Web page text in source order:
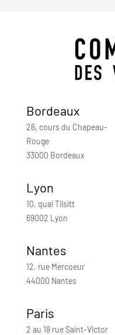
Bordeaux
26, cours du Chapeau-
Rouge
33000 Bordeaux
Lyon
10, quai Tilsitt
69002 Lyon
Nantes
12, rue Mercoeur
44000 Nantes
Paris
2 au 18 rue Saint-Victor